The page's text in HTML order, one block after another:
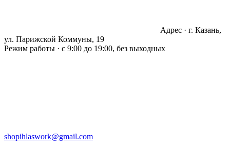
Адрес · г. Казань,
ул. Парижской Коммуны, 19
Режим работы · с 9:00 до 19:00, без выходных
shopihlaswork@gmail.com